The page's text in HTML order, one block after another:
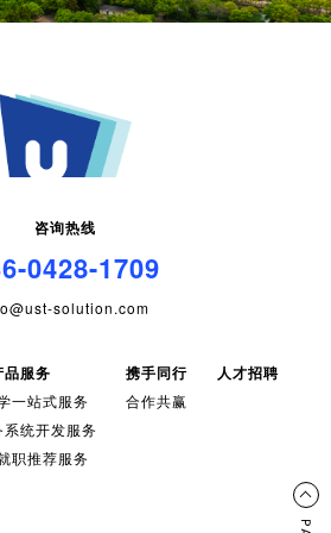
咨询热线
0428-1709
solution.com
品服务
一站式服务
系统开发服务
职推荐服务
携手同行
合作共赢
人才招聘